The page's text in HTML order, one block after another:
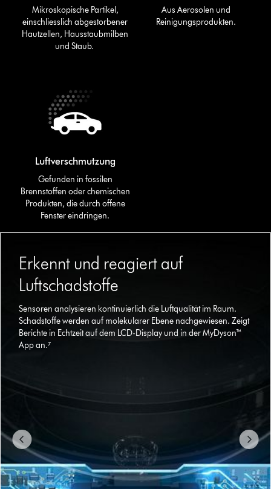
Mikroskopische Partikel,
einschliesslich abgestorbener
Hautzellen, Hausstaubmilben
und Staub.
Aus Aerosolen und
Reinigungsprodukten.
Luftverschmutzung
Gefunden in fossilen
Brennstoffen oder chemischen
Produkten, die durch offene
Fenster eindringen.
Folien.
Verwende
Schaltflächen
„Zurück“,
oder
wähle
direkt
über
die
Erkennt und reagiert auf
Luftschadstoffe
Sensoren analysieren kontinuierlich die Luftqualität im Raum.
Schadstoffe werden auf molekularer Ebene nachgewiesen. Zeigt
Berichte in Echtzeit auf dem LCD-Display und in der MyDyson™
App an.⁷